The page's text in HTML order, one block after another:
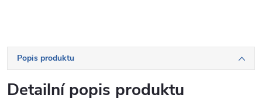
Popis produktu
Detailní popis produktu